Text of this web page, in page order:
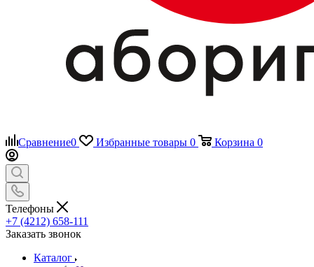
Сравнение0 Избранные товары 0 Корзина 0
Телефоны
+7 (4212) 658-111
Заказать звонок
Каталог